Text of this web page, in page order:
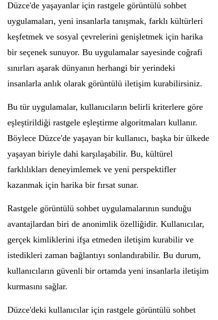
Düzce'de yaşayanlar için rastgele görüntülü sohbet
uygulamaları, yeni insanlarla tanışmak, farklı kültürleri
keşfetmek ve sosyal çevrelerini genişletmek için harika
bir seçenek sunuyor. Bu uygulamalar sayesinde coğrafi
sınırları aşarak dünyanın herhangi bir yerindeki
insanlarla anlık olarak görüntülü iletişim kurabilirsiniz.
Bu tür uygulamalar, kullanıcıların belirli kriterlere göre
eşleştirildiği rastgele eşleştirme algoritmaları kullanır.
Böylece Düzce'de yaşayan bir kullanıcı, başka bir ülkede
yaşayan biriyle dahi karşılaşabilir. Bu, kültürel
farklılıkları deneyimlemek ve yeni perspektifler
kazanmak için harika bir fırsat sunar.
Rastgele görüntülü sohbet uygulamalarının sunduğu
avantajlardan biri de anonimlik özelliğidir. Kullanıcılar,
gerçek kimliklerini ifşa etmeden iletişim kurabilir ve
istedikleri zaman bağlantıyı sonlandırabilir. Bu durum,
kullanıcıların güvenli bir ortamda yeni insanlarla iletişim
kurmasını sağlar.
Düzce'deki kullanıcılar için rastgele görüntülü sohbet